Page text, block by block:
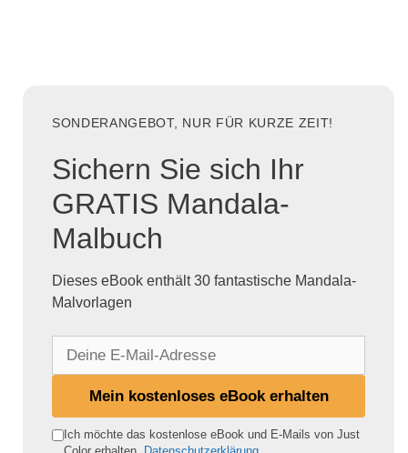
SONDERANGEBOT, NUR FÜR KURZE ZEIT!
Sichern Sie sich Ihr
GRATIS Mandala-
Malbuch
Dieses eBook enthält 30 fantastische Mandala-
Malvorlagen
e
Mein kostenloses eBook erhalten
Ich möchte das kostenlose eBook und E-Mails von Just